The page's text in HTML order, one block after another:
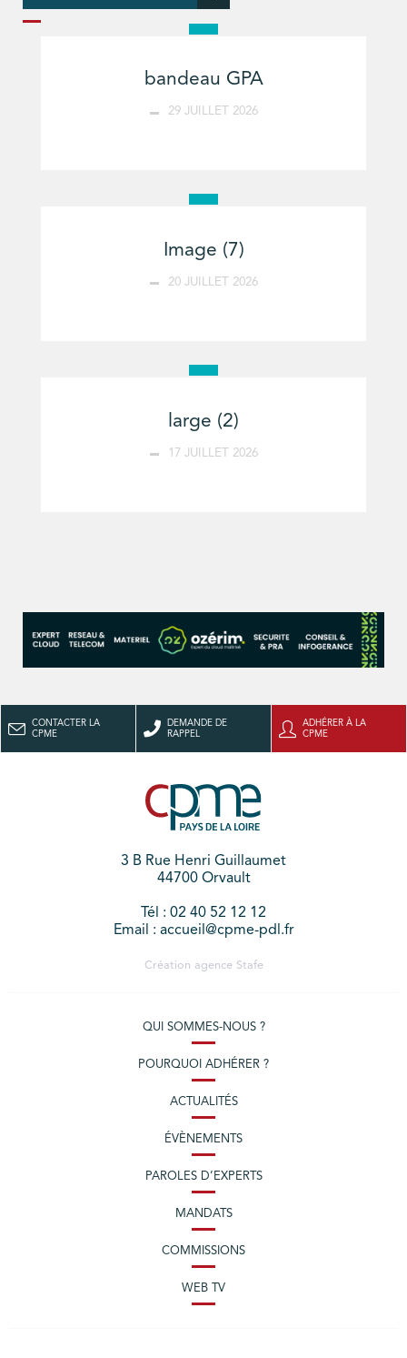
bandeau GPA
29 JUILLET 2026
Image (7)
20 JUILLET 2026
large (2)
17 JUILLET 2026
CONTACTER LA
CPME
DEMANDE DE
RAPPEL
ADHÉRER À LA
CPME
3 B Rue Henri Guillaumet
44700 Orvault
Tél : 02 40 52 12 12
Email : accueil@cpme-pdl.fr
Création agence Stafe
QUI SOMMES-NOUS ?
POURQUOI ADHÉRER ?
ACTUALITÉS
ÉVÈNEMENTS
PAROLES D’EXPERTS
MANDATS
COMMISSIONS
WEB TV